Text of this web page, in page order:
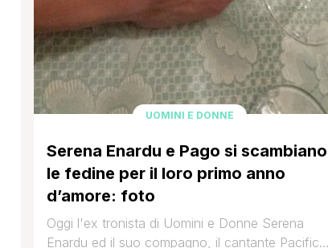
UOMINI E DONNE
Serena Enardu e Pago si scambiano
le fedine per il loro primo anno
d’amore: foto
Oggi l'ex tronista di Uomini e Donne Serena
Enardu ed il suo compagno, il cantante Pacifico